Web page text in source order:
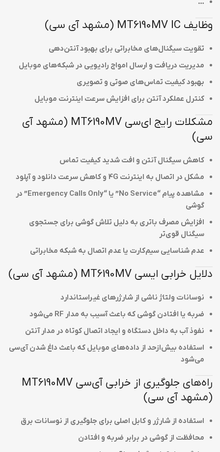
وظایف MT6190MV IC (مشهد آی سی)
تقویت سیگنال‌های مخابراتی برای بهبود آنتن‌دهی
مدیریت دریافت و ارسال امواج رادیویی در شبکه‌های موبایل
بهبود کیفیت تماس‌های صوتی و تصویری
کنترل عملکرد آنتن برای افزایش سرعت اینترنت موبایل
مشکلات رایج ای‌سی MT6190MV (مشهد آی
سی)
کاهش سیگنال آنتن و افت شدید کیفیت تماس
مشکل در اتصال به اینترنت 4G و کاهش سرعت دانلود و آپلود
مشاهده پیام “No Service” یا “Emergency Calls Only” در
گوشی
افزایش مصرف باتری به دلیل تلاش گوشی برای جستجوی
سیگنال قوی‌تر
عدم شناسایی سیم‌کارت یا عدم اتصال به شبکه مخابراتی
دلایل خرابی ایسی MT6190MV (مشهد آی سی)
نوسانات ولتاژ ناشی از شارژرهای غیراستاندارد
ضربه یا افتادن گوشی که باعث آسیب به مدار RF می‌شود
نفوذ آب به داخل دستگاه و ایجاد اتصال کوتاه در مدار آنتن
استفاده بیش‌ازحد از داده‌های موبایل که باعث داغ شدن آی‌سی
می‌شود
راه‌های جلوگیری از خرابی آی‌سی MT6190MV
(مشهد آی سی)
استفاده از شارژر و کابل اصلی برای جلوگیری از نوسانات برق
محافظت از گوشی در برابر ضربه و افتادن